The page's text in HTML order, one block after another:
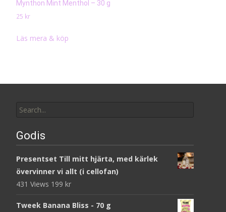
Mynthon Mint Menthol – 30 g
25 kr
Läs mera & köp
for:
Godis
Presentset Till mitt hjärta, med kärlek
övervinner vi allt (i cellofan)
431 Views 199 kr
Tweek Banana Bliss - 70 g